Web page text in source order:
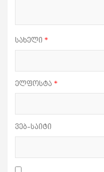
სახელი *
ელფოსტა *
ვებ-საიტი